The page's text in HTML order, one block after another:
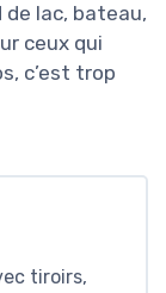
lac, bateau,
ceux qui
c’est trop
tiroirs,